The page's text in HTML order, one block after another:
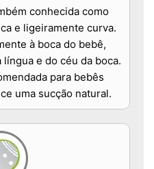
conhecida como
e ligeiramente curva.
à boca do bebê,
e do céu da boca.
para bebês
uma sucção natural.